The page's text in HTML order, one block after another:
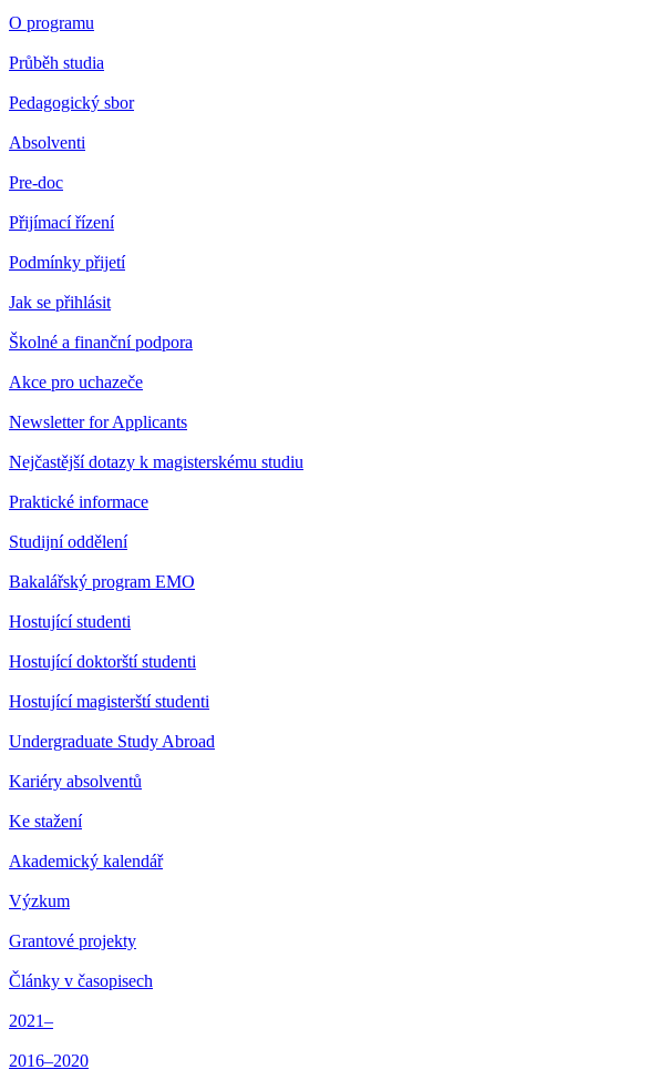
O programu
Průběh studia
Pedagogický sbor
Absolventi
Pre-doc
Přijímací řízení
Podmínky přijetí
Jak se přihlásit
Školné a finanční podpora
Akce pro uchazeče
Newsletter for Applicants
Nejčastější dotazy k magisterskému studiu
Praktické informace
Studijní oddělení
Bakalářský program EMO
Hostující studenti
Hostující doktorští studenti
Hostující magisterští studenti
Undergraduate Study Abroad
Kariéry absolventů
Ke stažení
Akademický kalendář
Výzkum
Grantové projekty
Články v časopisech
2021–
2016–2020